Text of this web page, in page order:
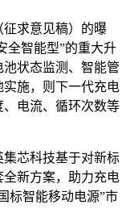
征求意见稿）的曝
全智能型”的重大升
状态监测、智能管
施，则下一代充电
电流、循环次数等
芯科技基于对新标
新方案，助力充电
标智能移动电源”市